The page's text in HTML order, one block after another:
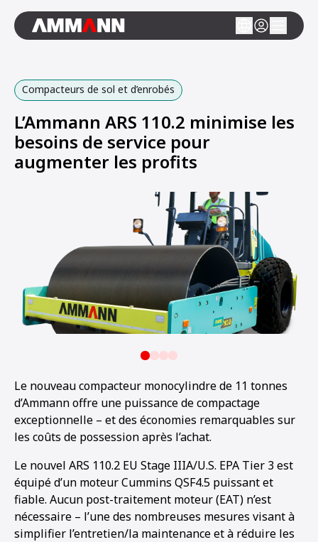
Compacteurs de sol et d’enrobés
L’Ammann ARS 110.2 minimise les
besoins de service pour
augmenter les profits
Le nouveau compacteur monocylindre de 11 tonnes
d’Ammann offre une puissance de compactage
exceptionnelle – et des économies remarquables sur
les coûts de possession après l’achat.
Le nouvel ARS 110.2 EU Stage IIIA/U.S. EPA Tier 3 est
équipé d’un moteur Cummins QSF4.5 puissant et
fiable. Aucun post-traitement moteur (EAT) n’est
nécessaire – l’une des nombreuses mesures visant à
simplifier l’entretien/la maintenance et à réduire les